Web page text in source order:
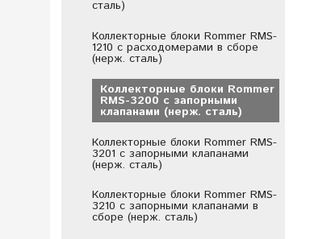
сталь)
Коллекторные блоки Rommer RMS-
1210 с расходомерами в сборе
(нерж. сталь)
Коллекторные блоки Rommer
RMS-3200 с запорными
клапанами (нерж. сталь)
Коллекторные блоки Rommer RMS-
3201 с запорными клапанами
(нерж. сталь)
Коллекторные блоки Rommer RMS-
3210 с запорными клапанами в
сборе (нерж. сталь)